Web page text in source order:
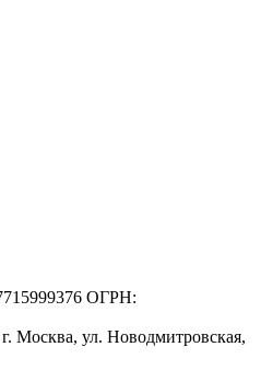
ОГРН:
Москва, ул. Новодмитровская,